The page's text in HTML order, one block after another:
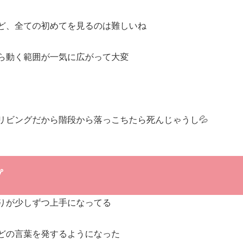
、全ての初めてを見るのは難しいね
動く範囲が一気に広がって大変
ビングだから階段から落っこちたら死んじゃうし💦
が少しずつ上手になってる
の言葉を発するようになった